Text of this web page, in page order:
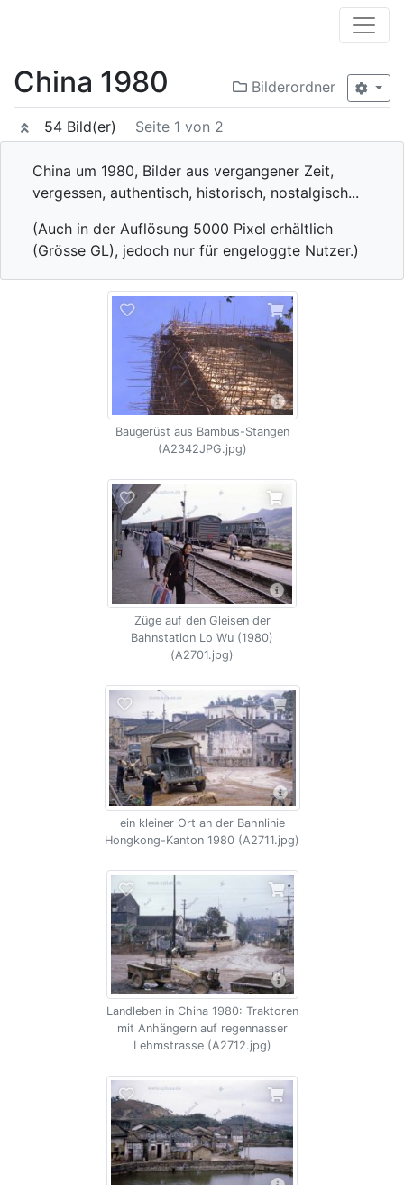
Bilderordner
China 1980
54 Bild(er) Seite 1 von 2
China um 1980, Bilder aus vergangener Zeit,
vergessen, authentisch, historisch, nostalgisch...
(Auch in der Auflösung 5000 Pixel erhältlich
(Grösse GL), jedoch nur für engeloggte Nutzer.)
Baugerüst aus Bambus-Stangen
(A2342JPG.jpg)
Züge auf den Gleisen der
Bahnstation Lo Wu (1980)
(A2701.jpg)
ein kleiner Ort an der Bahnlinie
Hongkong-Kanton 1980 (A2711.jpg)
Landleben in China 1980: Traktoren
mit Anhängern auf regennasser
Lehmstrasse (A2712.jpg)